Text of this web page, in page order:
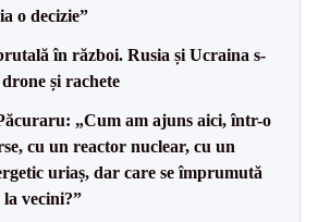
o decizie”
în război. Rusia și Ucraina s-
și rachete
„Cum am ajuns aici, într-o
cu un reactor nuclear, cu un
uriaș, dar care se împrumută
vecini?”